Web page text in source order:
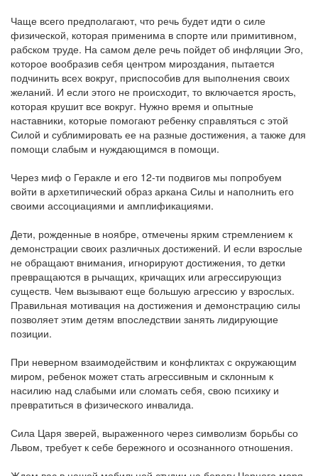
Чаще всего предполагают, что речь будет идти о силе
физической, которая применима в спорте или примитивном,
рабском труде. На самом деле речь пойдет об инфляции Эго,
которое вообразив себя центром мироздания, пытается
подчинить всех вокруг, приспособив для выполнения своих
желаний. И если этого не происходит, то включается ярость,
которая крушит все вокруг. Нужно время и опытные
наставники, которые помогают ребенку справляться с этой
Силой и сублимировать ее на разные достижения, а также для
помощи слабым и нуждающимся в помощи.
Через миф о Геракле и его 12-ти подвигов мы попробуем
войти в архетипический образ аркана Силы и наполнить его
своими ассоциациями и амплификациями.
Дети, рожденные в ноябре, отмечены ярким стремлением к
демонстрации своих различных достижений. И если взрослые
не обращают внимания, игнорируют достижения, то детки
превращаются в рычащих, кричащих или агрессирующиз
существ. Чем вызывают еще большую агрессию у взрослых.
Правильная мотивация на достижения и демонстрацию силы
позволяет этим детям впоследствии занять лидирующие
позиции.
При неверном взаимодействим и конфликтах с окружающим
миром, ребенок может стать агрессивным и склонным к
насилию над слабыми или сломать себя, свою психику и
превратиться в физического инвалида.
Сила Царя зверей, выраженного через символизм борьбы со
Львом, требует к себе бережного и осознанного отношения.